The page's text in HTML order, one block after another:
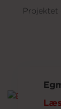
Projektet